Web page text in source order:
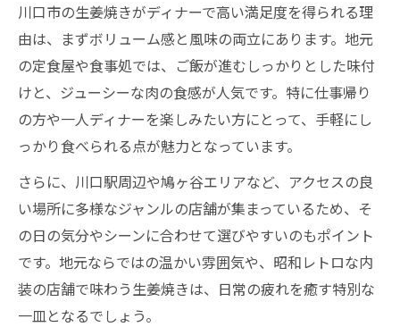
川口市の生姜焼きがディナーで高い満足度を得られる理
由は、まずボリューム感と風味の両立にあります。地元
の定食屋や食事処では、ご飯が進むしっかりとした味付
けと、ジューシーな肉の食感が人気です。特に仕事帰り
の方や一人ディナーを楽しみたい方にとって、手軽にし
っかり食べられる点が魅力となっています。
さらに、川口駅周辺や鳩ヶ谷エリアなど、アクセスの良
い場所に多様なジャンルの店舗が集まっているため、そ
の日の気分やシーンに合わせて選びやすいのもポイント
です。地元ならではの温かい雰囲気や、昭和レトロな内
装の店舗で味わう生姜焼きは、日常の疲れを癒す特別な
一皿となるでしょう。